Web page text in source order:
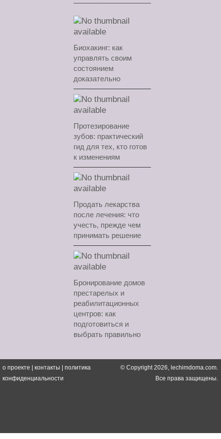
Биохакинг: как
управлять своим
состоянием
доказательно
Протезирование
зубов: практический
гид для тех, кто готов
к изменениям
Продать лекарства
после лечения: что
учесть, прежде чем
принимать решение
Бронирование домов
престарелых и
реабилитационных
центров: как
подготовиться и
выбрать правильно
о проекте контакты
политика
конфиденциальности
© Copyright 2026, lechimdoma.com.
Все права защищены.